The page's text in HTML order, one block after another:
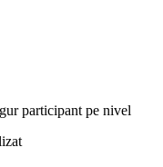
participant pe nivel